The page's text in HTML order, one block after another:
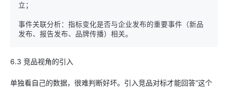
立；
事件关联分析：指标变化是否与企业发布的重要事件（新品
6.3 竞品视角的引入
单独看自己的数据，很难判断好坏。引入竞品对标才能回答“这个